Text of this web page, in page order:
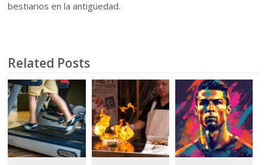
bestiarios en la antigüedad.
Related Posts